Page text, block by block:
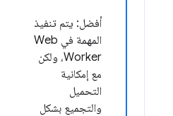
أفضل: يتم تنفيذ
المهمة في Web
Worker، ولكن
مع إمكانية
التحميل
والتجميع بشكل